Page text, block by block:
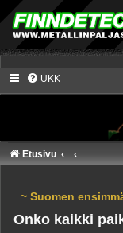
UKK
Etusivu
~ Suomen
Onko kaikki